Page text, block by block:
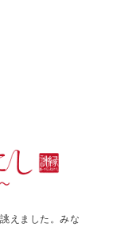
えました。みな